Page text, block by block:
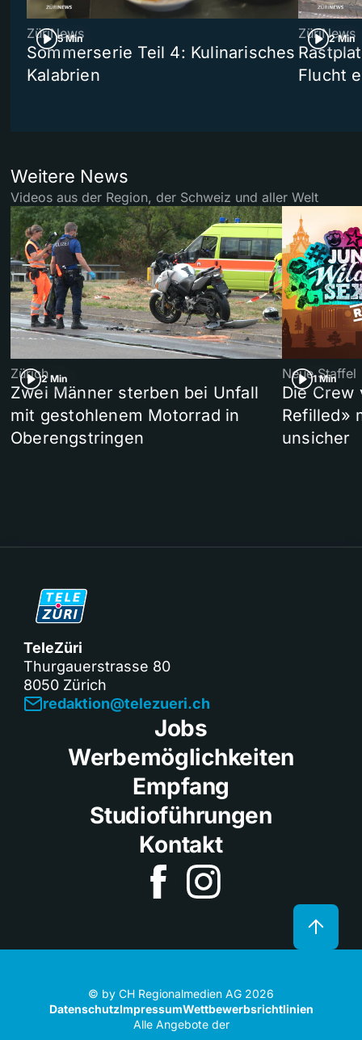
5 Min
ZüriNews
Sommerserie Teil 4: Kulinarisches
Kalabrien
2 Min
ZüriNews
Flucht
Weitere News
Videos aus der Region, der Schweiz und aller Welt
2 Min
Zürich
Zwei Männer sterben bei Unfall
mit gestohlenem Motorrad in
Oberengstringen
1 Min
Neue Staffel
Die Crew
Refilled»
unsicher
TeleZüri
Thurgauerstrasse 80
8050 Zürich
redaktion@telezueri.ch
Jobs
Werbemöglichkeiten
Empfang
Studioführungen
Kontakt
© by CH Regionalmedien AG 2026
DatenschutzImpressumWettbewerbsrichtlinien
Alle Angebote der